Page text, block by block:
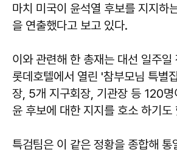
마치 미국이 윤석열 후보를 지지하
을 연출했다고 보고 있다.
이와 관련해 한 총재는 대선 일주
롯데호텔에서 열린 '참부모님 특별
장, 5개 지구회장, 기관장 등 120명
윤 후보에 대한 지지를 호소 하기도
특검팀은 이 같은 정황을 종합해 통